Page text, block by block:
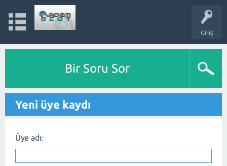
Giriş
Bir Soru Sor
Yeni üye kaydı
Üye adı: